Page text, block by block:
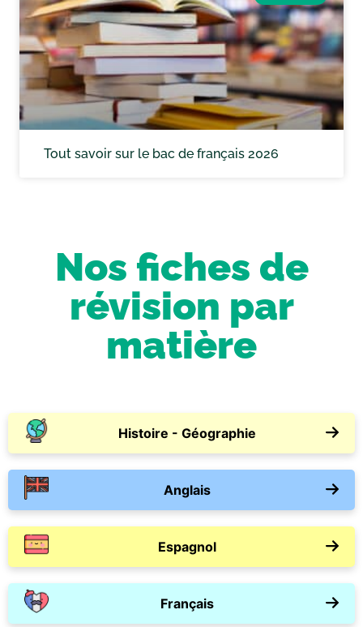
Tout savoir sur le bac de français 2026
Nos fiches de
révision par
matière
Histoire - Géographie
Anglais
Espagnol
Français